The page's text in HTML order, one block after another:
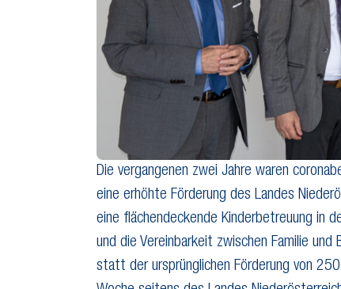
Die vergangenen zwei Jahre waren
eine erhöhte Förderung des Landes
eine flächendeckende Kinderbetreuung in
und die Vereinbarkeit zwischen Familie
statt der ursprünglichen Förderung von